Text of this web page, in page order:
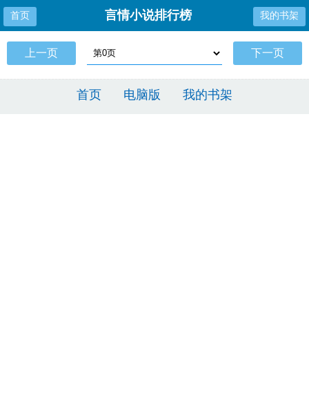
首页 我的书架
言情小说排行榜
上一页 下一页
首页 电脑版 我的书架